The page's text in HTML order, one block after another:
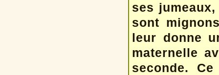
ses
sont
leur donne
maternelle
seconde.